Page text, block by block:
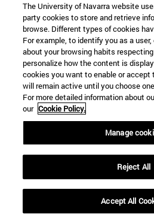
22 SEP
FUNCIÓN Y FICCIÓN.
Más información
The University of Navarra website
party cookies to store and retrieve
browse. Different types of cookies
For example, to identify you as a
about your browsing habits
personalize how the content is
cookies you want to enable or accept
will remain active until you choose
For more detailed information about
our Cookie Policy.
Manage
Reject All
Accept All